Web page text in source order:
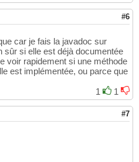
#6
car je fais la javadoc sur
sûr si elle est déjà documentée
voir rapidement si une méthode
est implémentée, ou parce que
1
1
#7